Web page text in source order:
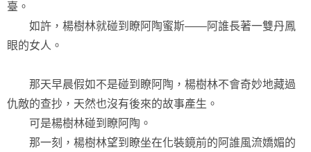
臺。
如許，楊樹林就碰到瞭阿陶蜜斯——阿誰長著一雙丹鳳
眼的女人。
那天早晨假如不是碰到瞭阿陶，楊樹林不會奇妙地藏過
仇敵的查抄，天然也沒有後來的故事產生。
可是楊樹林碰到瞭阿陶。
那一刻，楊樹林望到瞭坐在化裝鏡前的阿誰風流嬌媚的